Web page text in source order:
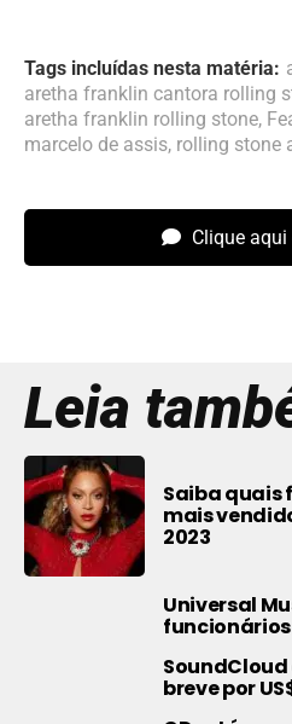
Tags incluídas nesta matéria:
aretha franklin cantora rolling
aretha franklin rolling stone,
marcelo de assis, rolling stone
Clique
Leia
Saiba quais
mais
2023
Universal
funcionários
breve por